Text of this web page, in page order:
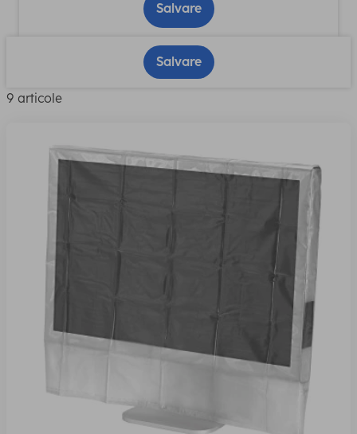
Salvare
Salvare
9 articole